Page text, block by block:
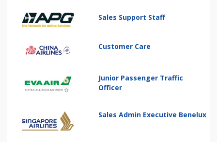
Sales Support Staff
Customer Care
Junior Passenger Traffic
Officer
Sales Admin Executive Benelux